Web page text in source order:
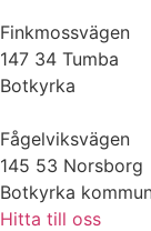
Finkmossvägen
147 34 Tumba
Botkyrka
Fågelviksvägen
145 53 Norsborg
Botkyrka
Hitta till oss